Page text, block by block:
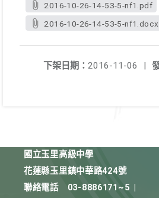
2016-10-26-14-53-5-nf1.pdf
2016-10-26-14-53-5-nf1.docx
下架日期： 2016-11-06
|
國立玉里高級中學
花蓮縣玉里鎮中華路424號
聯絡電話
03-8886171~5